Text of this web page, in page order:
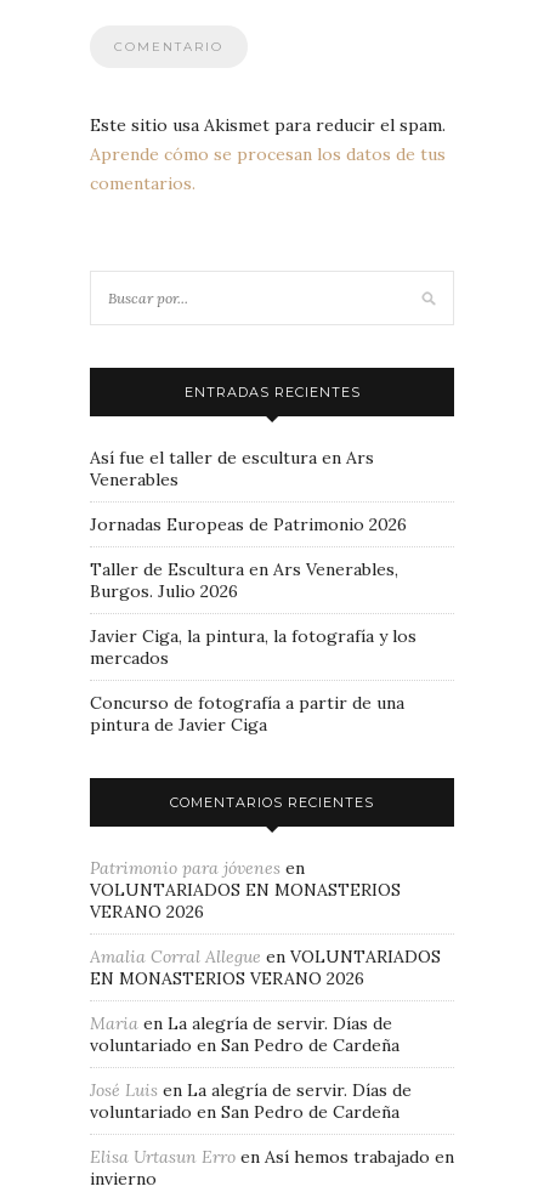
Este sitio usa Akismet para reducir el spam.
Aprende cómo se procesan los datos de tus
comentarios.
ENTRADAS RECIENTES
Así fue el taller de escultura en Ars
Venerables
Jornadas Europeas de Patrimonio 2026
Taller de Escultura en Ars Venerables,
Burgos. Julio 2026
Javier Ciga, la pintura, la fotografía y los
mercados
Concurso de fotografía a partir de una
pintura de Javier Ciga
COMENTARIOS RECIENTES
Patrimonio para jóvenes en
VOLUNTARIADOS EN MONASTERIOS
VERANO 2026
Amalia Corral Allegue en VOLUNTARIADOS
EN MONASTERIOS VERANO 2026
Maria en La alegría de servir. Días de
voluntariado en San Pedro de Cardeña
José Luis en La alegría de servir. Días de
voluntariado en San Pedro de Cardeña
Elisa Urtasun Erro en Así hemos trabajado en
invierno